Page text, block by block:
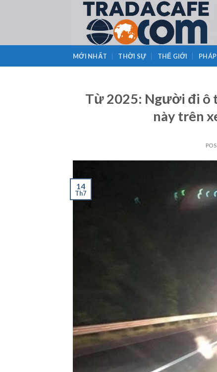
MỚI NHẤT THỜI SỰ THẾ GIỚI
Từ 2025: Người đi ô
này trên
14
Th7